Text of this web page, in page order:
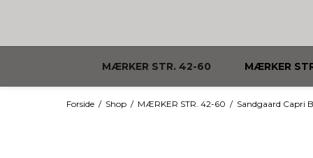
MÆRKER STR. 42-60 MÆRKER
Forside / Shop / MÆRKER STR. 42-60 / Sandgaard Capri